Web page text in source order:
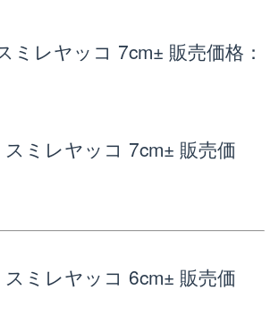
ミレヤッコ 7cm± 販売価格：
スミレヤッコ 7cm± 販売価
スミレヤッコ 6cm± 販売価